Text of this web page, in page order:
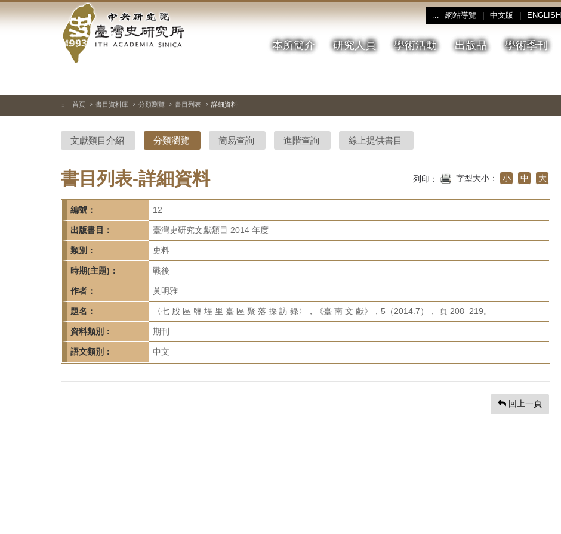
到
中
央
研
院-
臺
灣
史
研
究
所-
首
頁
::: 網站導覽 中文版 ENGLISH
本所簡介 研究人員 學術活動 出版品 學術季刊
::: 首頁 書目資料庫 分類瀏覽 書目列表 詳細資料
文獻類目介紹 分類瀏覽 簡易查詢 進階查詢 線上提供書目
書目列表-詳細資料 列印： 字型大小： 小 中 大
編號： 12
出版書目： 臺灣史研究文獻類目 2014 年度
類別： 史料
時期(主題)： 戰後
作者： 黃明雅
題名： 〈七 股 區 鹽 埕 里 臺 區 聚 落 採 訪 錄〉，《臺 南 文 獻》，5（2014.7）， 頁 208–219。
資料類別： 期刊
語文類別： 中文
回上一頁